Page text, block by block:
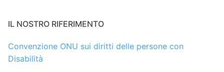
IL NOSTRO RIFERIMENTO
Convenzione ONU sui diritti delle persone con
Disabilità